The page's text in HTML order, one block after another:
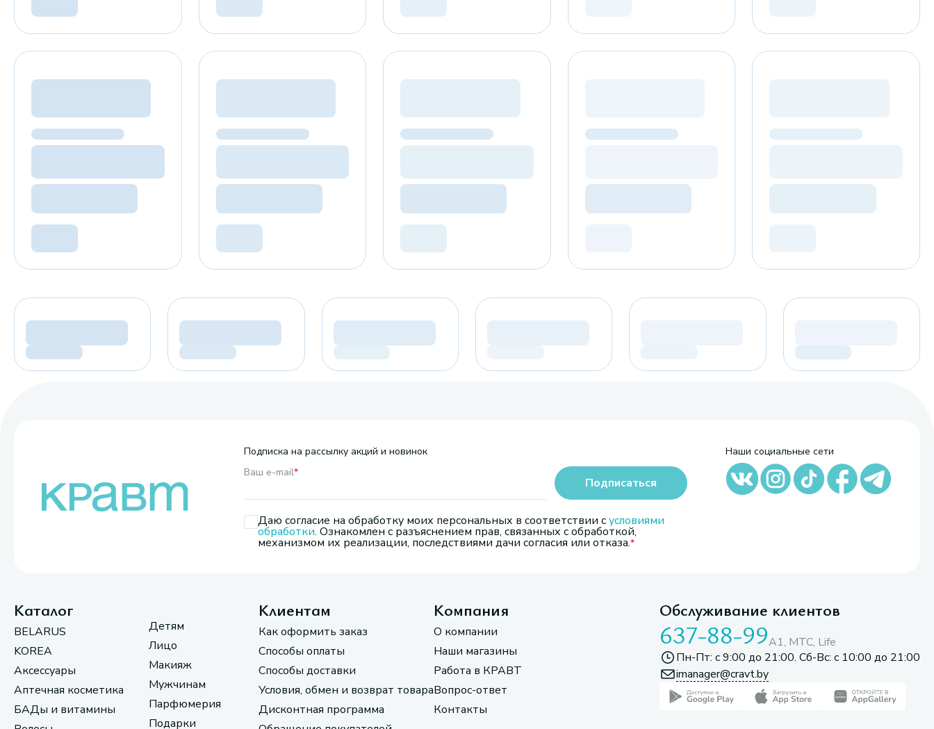
Подписка на рассылку акций и новинок
Ваш e-mail*
Даю согласие на обработку моих персональных в соответствии сусловиями
обработки. Ознакомлен с разъяснением прав, связанных с обработкой,
механизмом их реализации, последствиями дачи согласия или отказа.
Подписаться
Наши социальные сети
Каталог
BELARUS
KOREA
Аксессуары
Аптечная косметика
БАДы и витамины
Детям
Лицо
Макияж
Мужчинам
Парфюмерия
Подарки
Клиентам
Как оформить заказ
Способы оплаты
Способы доставки
Условия, обмен и возврат товара
Дисконтная программа
Компания
О компании
Наши магазины
Работа в КРАВТ
Вопрос-ответ
Контакты
Обслуживание клиентов
637-88-99A1, МТС, Life
Пн-Пт: с 9:00 до 21:00. Сб-Вс: с 10:00 до 21:00
imanager@cravt.by